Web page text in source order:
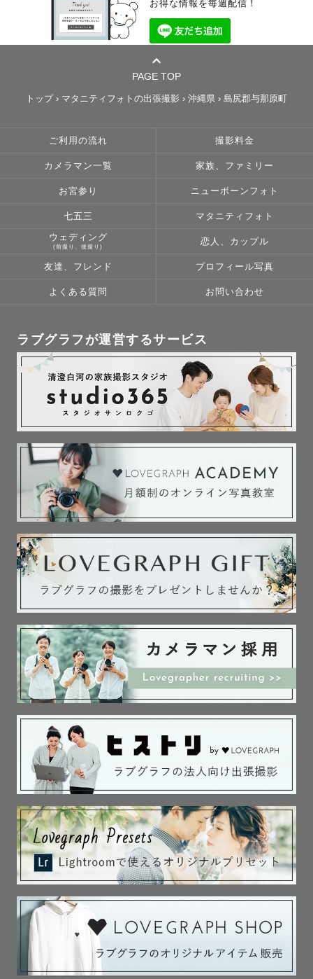
お得な情報を毎週配信！
PAGE TOP
トップ › マタニティフォトの出張撮影 › 沖縄県 › 島尻郡与那原町
ご利用の流れ 撮影料金
カメラマン一覧 家族、ファミリー
お宮参り ニューボーンフォト
七五三 マタニティフォト
ウェディング
(前撮り、後撮り)
恋人、カップル
友達、フレンド プロフィール写真
よくある質問 お問い合わせ
ラブグラフが運営するサービス